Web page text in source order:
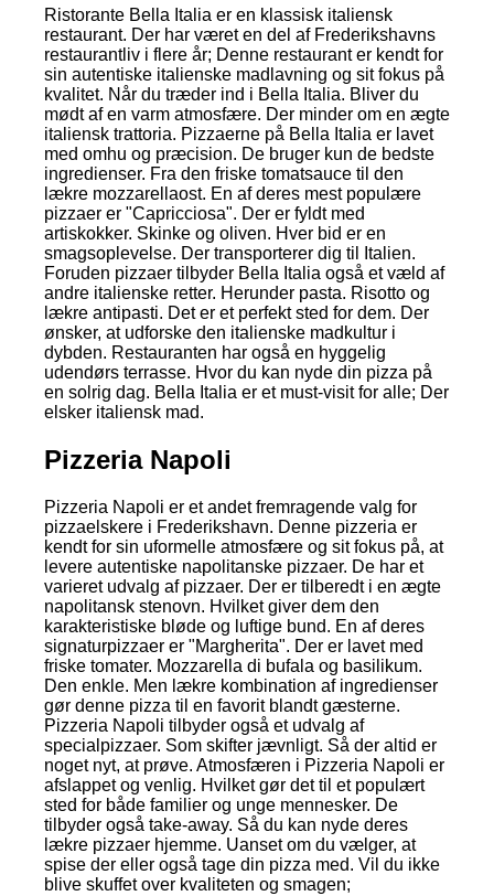
Ristorante Bella Italia er en klassisk italiensk
restaurant. Der har været en del af Frederikshavns
restaurantliv i flere år; Denne restaurant er kendt for
sin autentiske italienske madlavning og sit fokus på
kvalitet. Når du træder ind i Bella Italia. Bliver du
mødt af en varm atmosfære. Der minder om en ægte
italiensk trattoria. Pizzaerne på Bella Italia er lavet
med omhu og præcision. De bruger kun de bedste
ingredienser. Fra den friske tomatsauce til den
lækre mozzarellaost. En af deres mest populære
pizzaer er "Capricciosa". Der er fyldt med
artiskokker. Skinke og oliven. Hver bid er en
smagsoplevelse. Der transporterer dig til Italien.
Foruden pizzaer tilbyder Bella Italia også et væld af
andre italienske retter. Herunder pasta. Risotto og
lækre antipasti. Det er et perfekt sted for dem. Der
ønsker, at udforske den italienske madkultur i
dybden. Restauranten har også en hyggelig
udendørs terrasse. Hvor du kan nyde din pizza på
en solrig dag. Bella Italia er et must-visit for alle; Der
elsker italiensk mad.
Pizzeria Napoli
Pizzeria Napoli er et andet fremragende valg for
pizzaelskere i Frederikshavn. Denne pizzeria er
kendt for sin uformelle atmosfære og sit fokus på, at
levere autentiske napolitanske pizzaer. De har et
varieret udvalg af pizzaer. Der er tilberedt i en ægte
napolitansk stenovn. Hvilket giver dem den
karakteristiske bløde og luftige bund. En af deres
signaturpizzaer er "Margherita". Der er lavet med
friske tomater. Mozzarella di bufala og basilikum.
Den enkle. Men lækre kombination af ingredienser
gør denne pizza til en favorit blandt gæsterne.
Pizzeria Napoli tilbyder også et udvalg af
specialpizzaer. Som skifter jævnligt. Så der altid er
noget nyt, at prøve. Atmosfæren i Pizzeria Napoli er
afslappet og venlig. Hvilket gør det til et populært
sted for både familier og unge mennesker. De
tilbyder også take-away. Så du kan nyde deres
lækre pizzaer hjemme. Uanset om du vælger, at
spise der eller også tage din pizza med. Vil du ikke
blive skuffet over kvaliteten og smagen;